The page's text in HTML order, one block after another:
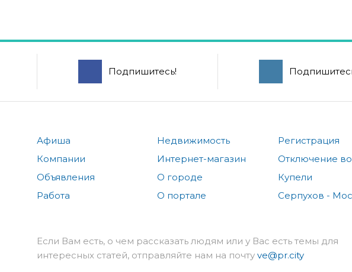
Подпишитесь!
Афиша
Компании
Объявления
Работа
Недвижимость
Интернет-магазин
О городе
О портале
Регистрация
Отключение
Купели
Серпухов -
Если Вам есть, о чем рассказать людям или у Вас есть темы для
интересных статей, отправляйте нам на почту ve@pr.city